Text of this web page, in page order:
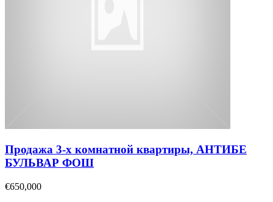
Продажа 3-х комнатной квартиры, АНТИБЕ
БУЛЬВАР ФОШ
€650,000